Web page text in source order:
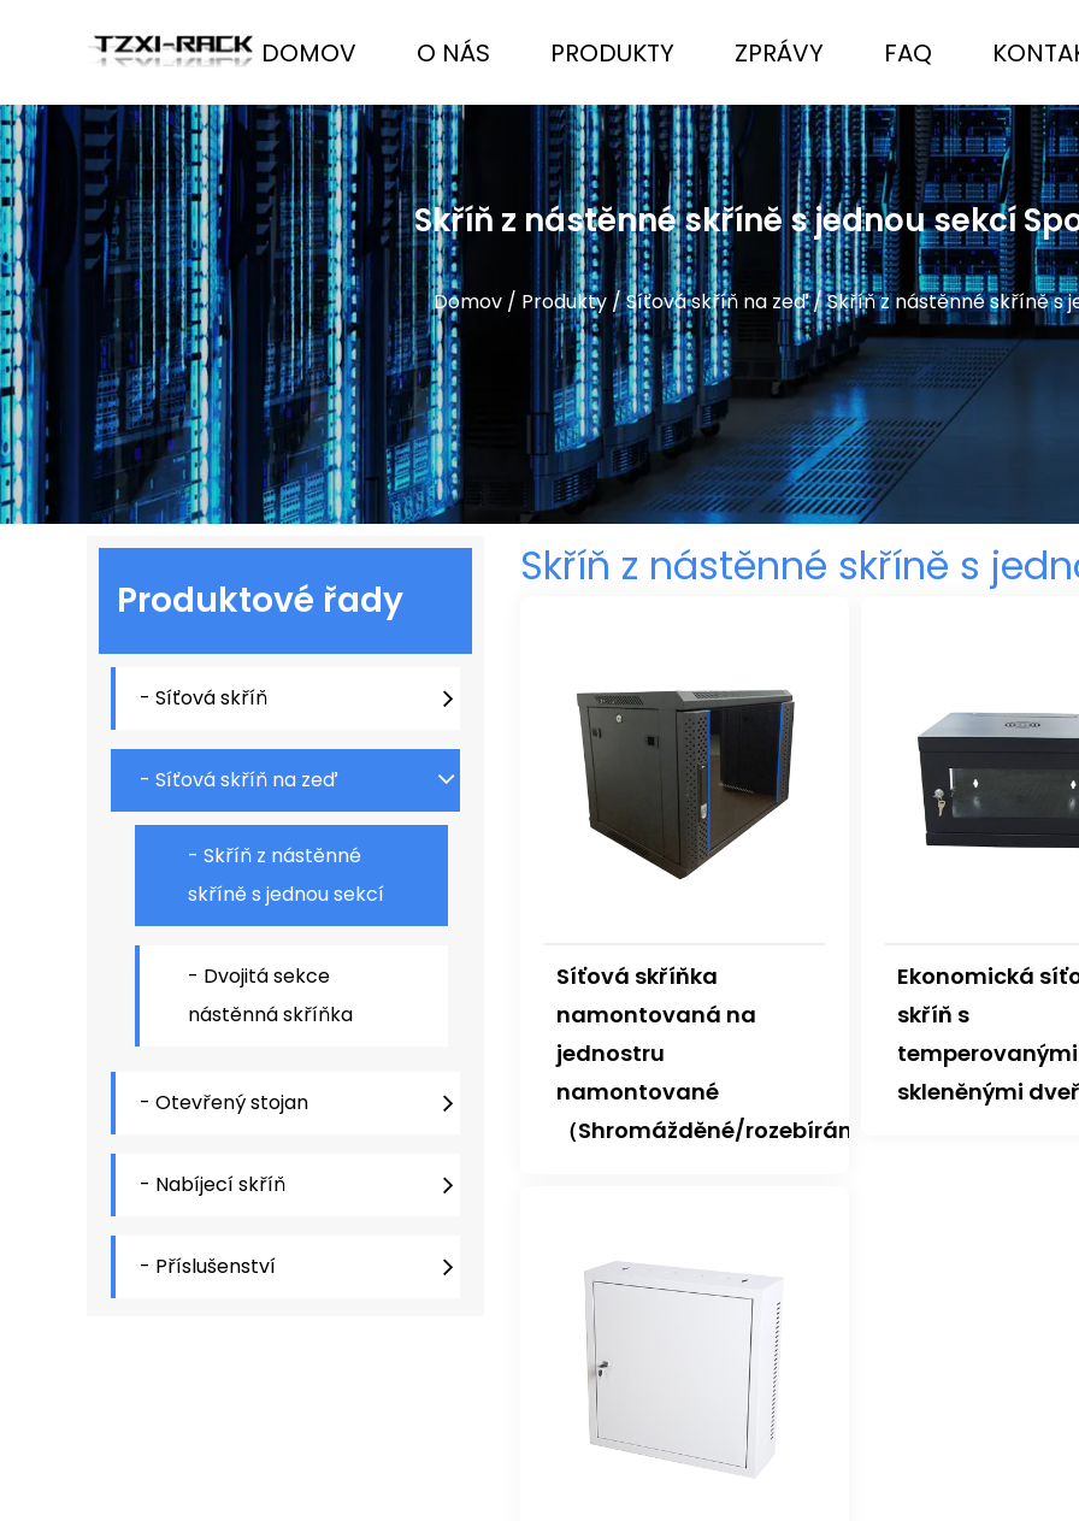
DOMOV O NÁS PRODUKTY ZPRÁVY FAQ
Skříň z nástěnné skříně s jednou sekcí
Domov/ Produkty/Síťová skříň na zeď/Skříň z nástěnné skříně s
Produktové řady
- Síťová skříň
- Síťová skříň na zeď
- Skříň z nástěnné
skříně s jednou sekcí
- Dvojitá sekce
nástěnná skříňka
- Otevřený stojan
- Nabíjecí skříň
- Příslušenství
Skříň z nástěnné skříně s
Síťová skříňka
namontovaná na
jednostru
namontované
（Shromážděné/rozebíráno)
Ekonomická
skříň s
temperovanými
skleněnými